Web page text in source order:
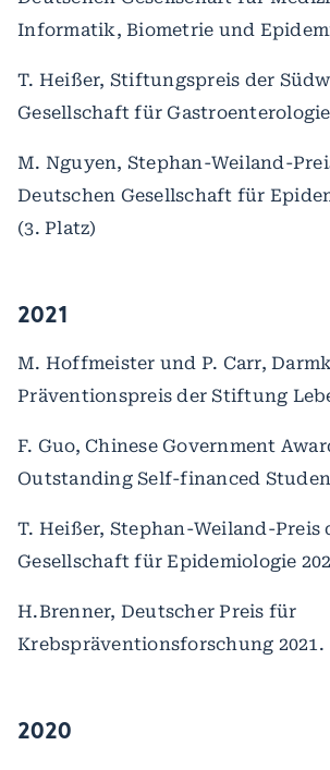
Informatik, Biometrie und
T. Heißer, Stiftungspreis der
Gesellschaft für Gastroenterologie
M. Nguyen, Stephan-Weiland-
Deutschen Gesellschaft für
(3. Platz)
2021
M. Hoffmeister und P. Carr,
Präventionspreis der Stiftung
F. Guo, Chinese Government
Outstanding Self-financed
T. Heißer, Stephan-Weiland-Preis
Gesellschaft für Epidemiologie
H.Brenner, Deutscher Preis für
Krebspräventionsforschung 2021.
2020